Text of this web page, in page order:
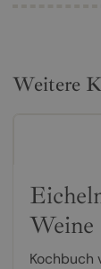
Weitere
Weine
Kochbuch